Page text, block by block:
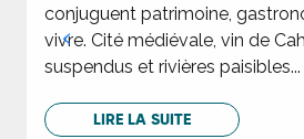
conjuguent patrimoine,
vivre. Cité médiévale, vin de
suspendus et rivières paisibles...
LIRE LA SUITE